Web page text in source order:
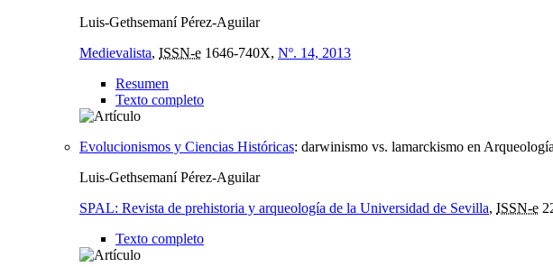
Luis-Gethsemaní Pérez-Aguilar
Medievalista, ISSN-e 1646-740X, Nº. 14, 2013
Resumen
Texto completo
Evolucionismos y Ciencias Históricas: darwinismo vs. lamarckismo en Arqueología
Luis-Gethsemaní Pérez-Aguilar
SPAL: Revista de prehistoria y arqueología de la Universidad de Sevilla, ISSN-e
Texto completo